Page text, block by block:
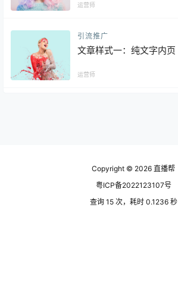
运营师
引流推广
文章样式一：纯文字内页
运营师
Copyright © 2026 直播帮
粤ICP备2022123107号
查询 15 次，耗时 0.1236 秒